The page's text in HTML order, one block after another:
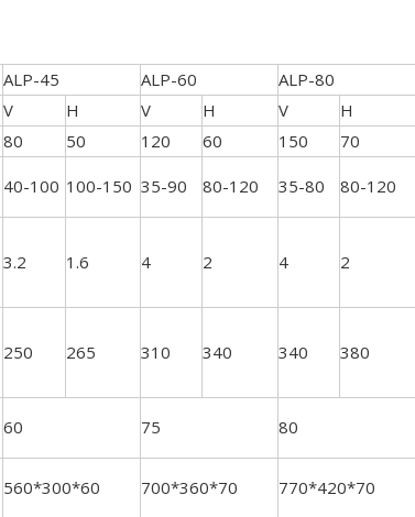
ALP-45 ALP-60 ALP-80
V H V H V H
80 50 120 60 150 70
40-100 100-150 35-90 80-120 35-80 80-120
3.2 1.6 4 2 4 2
250 265 310 340 340 380
60 75 80
560*300*60 700*360*70 770*420*70